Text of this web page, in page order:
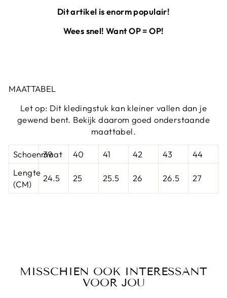
Dit artikel is enorm populair!
Wees snel! Want OP = OP!
MAATTABEL
Let op: Dit kledingstuk kan kleiner vallen dan je
gewend bent. Bekijk daarom goed onderstaande
maattabel.
Schoenmaat
39 40 41 42 43
44
Lengte
(CM)
24.5 25 25.5 26 26.5 27
MISSCHIEN OOK INTERESSANT
VOOR JOU